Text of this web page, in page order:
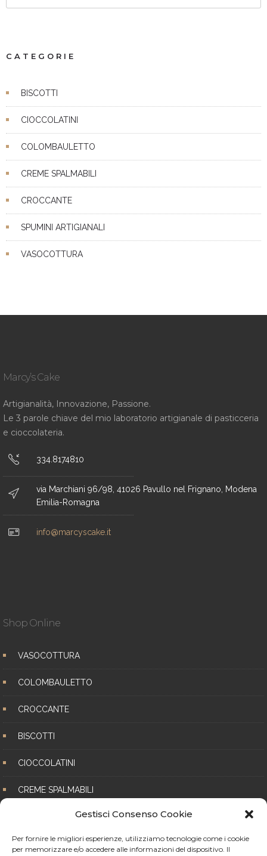
Gestisci Consenso Cookie
Per fornire le migliori esperienze, utilizziamo tecnologie come i cookie
per memorizzare e/o accedere alle informazioni del dispositivo. Il
CATEGORIE
BISCOTTI
CIOCCOLATINI
COLOMBAULETTO
CREME SPALMABILI
CROCCANTE
SPUMINI ARTIGIANALI
VASOCOTTURA
Marcy’s Cake
Artigianalità, Innovazione, Passione.
Le 3 parole chiave del mio laboratorio artigianale di pasticceria
e cioccolateria.
334.8174810
via Marchiani 96/98, 41026 Pavullo nel Frignano, Modena
Emilia-Romagna
info@marcyscake.it
Shop Online
VASOCOTTURA
COLOMBAULETTO
CROCCANTE
BISCOTTI
CIOCCOLATINI
CREME SPALMABILI
SPUMINI ARTIGIANALI